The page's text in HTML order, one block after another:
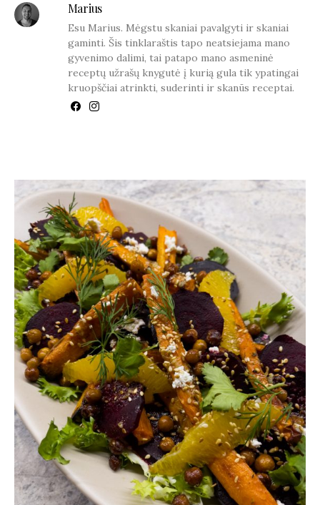
Marius
Esu Marius. Mėgstu skaniai pavalgyti ir skaniai
gaminti. Šis tinklaraštis tapo neatsiejama mano
gyvenimo dalimi, tai patapo mano asmeninė
receptų užrašų knygutė į kurią gula tik ypatingai
kruopščiai atrinkti, suderinti ir skanūs receptai.